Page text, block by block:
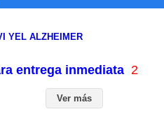
YEL ALZHEIMER
entrega inmediata 2
Ver más